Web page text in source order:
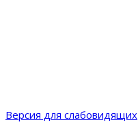
Версия для слабовидящих